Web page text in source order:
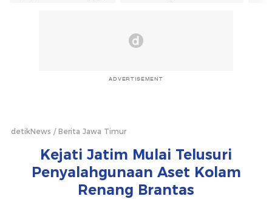
ADVERTISEMENT
detikNews Berita Jawa Timur
Kejati Jatim Mulai Telusuri
Penyalahgunaan Aset Kolam
Renang Brantas